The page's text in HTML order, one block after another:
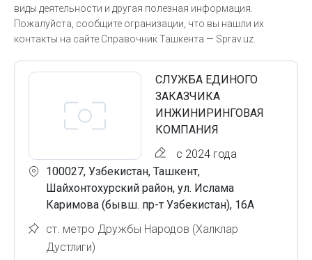
виды деятельности и другая полезная информация.
Пожалуйста, сообщите огранизации, что вы нашли их
контакты на сайте Справочник Ташкента — Sprav.uz.
СЛУЖБА ЕДИНОГО
ЗАКАЗЧИКА
ИНЖИНИРИНГОВАЯ
КОМПАНИЯ
с 2024 года
100027, Узбекистан, Ташкент,
Шайхонтохурский район, ул. Ислама
Каримова (бывш. пр-т Узбекистан), 16А
ст. метро Дружбы Народов (Халклар
Дустлиги)